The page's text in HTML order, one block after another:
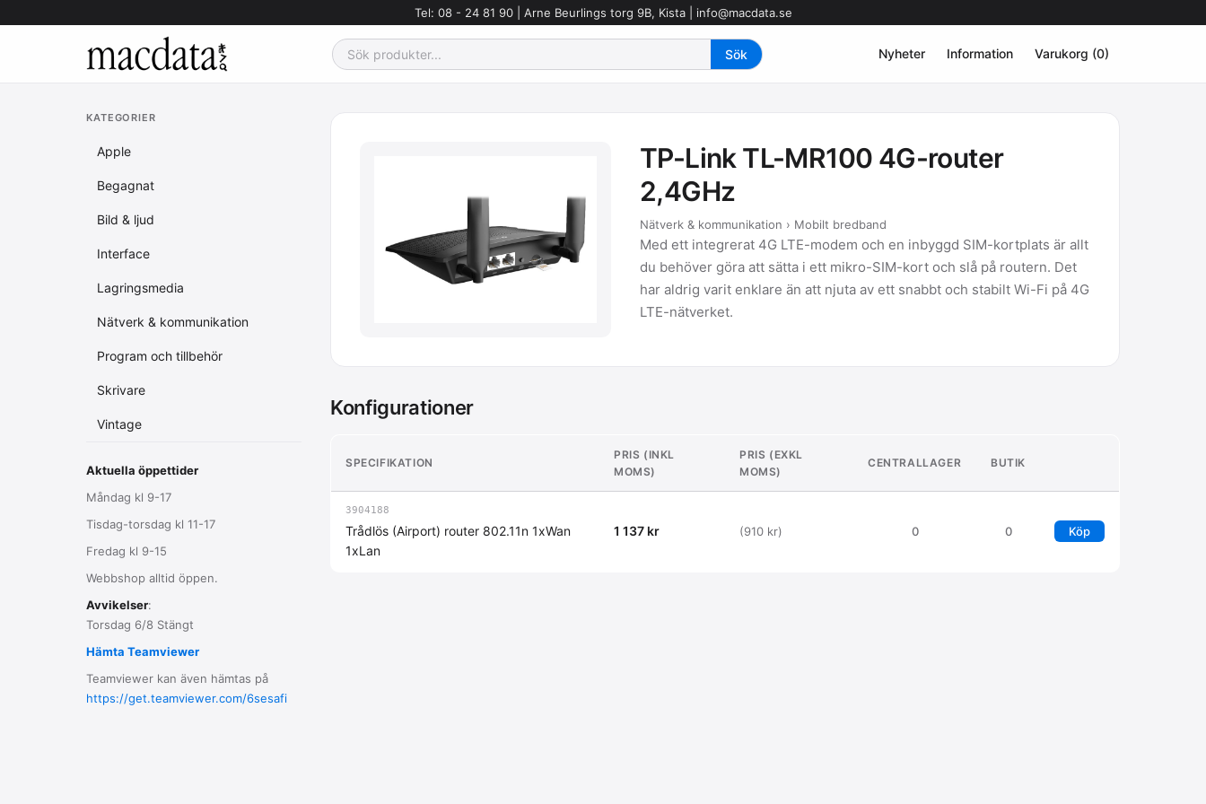
Tel: 08 - 24 81 90 | Arne Beurlings torg 9B, Kista | info@macdata.se
Nyheter Information Varukorg (0)
KATEGORIER
Apple
Begagnat
Bild & ljud
Interface
Lagringsmedia
Nätverk & kommunikation
Program och tillbehör
Skrivare
Vintage
Aktuella öppettider
Måndag kl 9-17
Tisdag-torsdag kl 11-17
Fredag kl 9-15
Webbshop alltid öppen.
Avvikelser:
Torsdag 6/8 Stängt
Hämta Teamviewer
Teamviewer kan även hämtas på
https://get.teamviewer.com/6sesafi
TP-Link TL-MR100 4G-router
2,4GHz
Nätverk & kommunikation › Mobilt bredband
Med ett integrerat 4G LTE-modem och en inbyggd SIM-kortplats är allt
du behöver göra att sätta i ett mikro-SIM-kort och slå på routern. Det
har aldrig varit enklare än att njuta av ett snabbt och stabilt Wi-Fi på 4G
LTE-nätverket.
Konfigurationer
SPECIFIKATION
PRIS (INKL
MOMS)
PRIS (EXKL
MOMS)
CENTRALLAGER BUTIK
3904188
Trådlös (Airport) router 802.11n 1xWan
1xLan
1 137 kr (910 kr) 0 0 Köp